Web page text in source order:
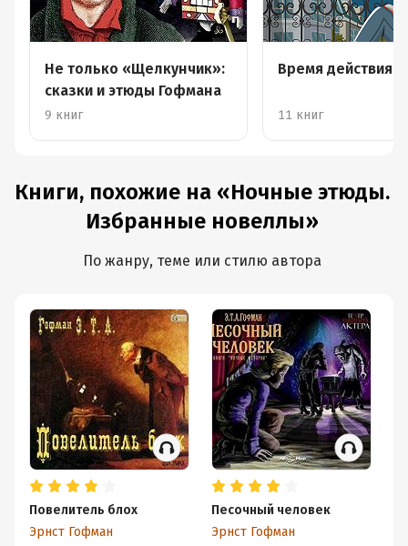
Не только «Щелкунчик»:
сказки и этюды Гофмана
9 книг
Время действия
11 книг
Книги, похожие на «Ночные этюды.
Избранные новеллы»
По жанру, теме или стилю автора
Повелитель блох
Эрнст Гофман
Песочный человек
Эрнст Гофман